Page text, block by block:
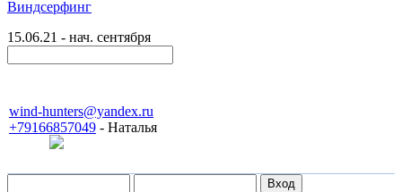
Виндсерфинг
15.06.21 - нач. сентября
wind-hunters@yandex.ru
+79166857049 - Наталья